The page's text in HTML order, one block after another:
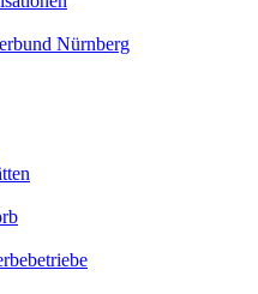
Nürnberg